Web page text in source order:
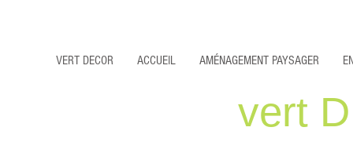
VERT DECOR ACCUEIL AMÉNAGEMENT PAYSAGER
vert D